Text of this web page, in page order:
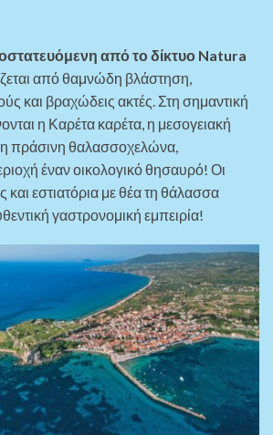
από το δίκτυο Natura
από θαμνώδη βλάστηση,
και βραχώδεις ακτές. Στη σημαντική
η Καρέτα καρέτα, η μεσογειακή
πράσινη θαλασσοχελώνα,
έναν οικολογικό θησαυρό! Οι
και εστιατόρια με θέα τη θάλασσα
γαστρονομική εμπειρία!